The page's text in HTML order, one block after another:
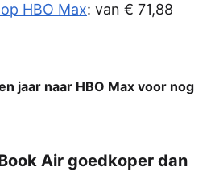
HBO Max: van € 71,88
jaar naar HBO Max voor nog
Air goedkoper dan